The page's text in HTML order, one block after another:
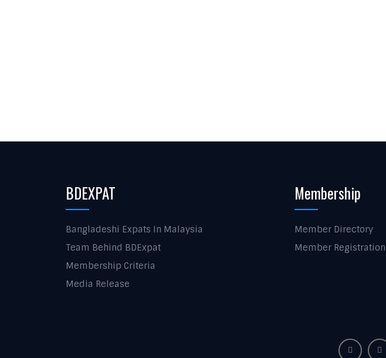
BDEXPAT
Bangladeshi Expats In Malaysia
Team Behind BDExpat
Membership Criteria
Media Release
Membership
Member Directory
Member Registration